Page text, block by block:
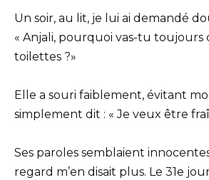
Un soir, au lit, je lui ai demandé
« Anjali, pourquoi vas-tu
toilettes ?»
Elle a souri faiblement, évitant
simplement dit : « Je veux être
Ses paroles semblaient
regard m’en disait plus. Le 31e